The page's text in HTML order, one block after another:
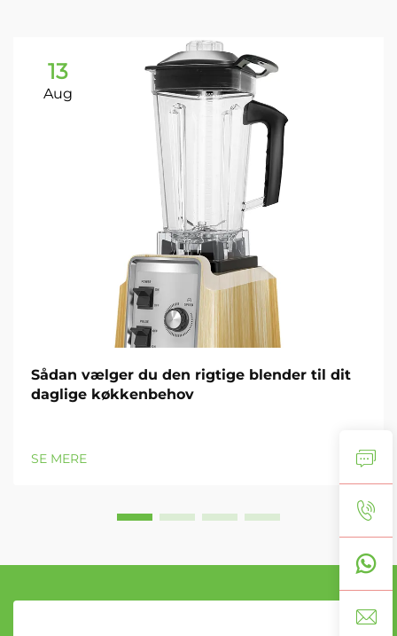
13
Aug
Sådan vælger du den rigtige blender til dit
daglige køkkenbehov
SE MERE